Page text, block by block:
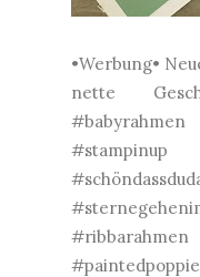
•Werbung•
nette